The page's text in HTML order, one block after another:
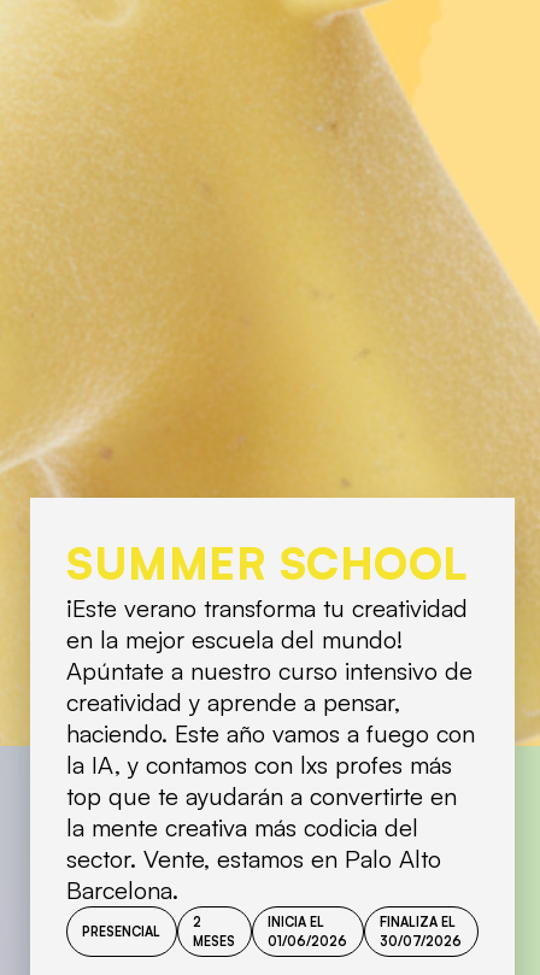
PRESENCIAL
2
MESES
INICIA EL
01/06/2026
FINALIZA EL
30/07/2026
SUMMER SCHOOL
¡Este verano transforma tu creatividad
en la mejor escuela del mundo!
Apúntate a nuestro curso intensivo de
creatividad y aprende a pensar,
haciendo. Este año vamos a fuego con
la IA, y contamos con lxs profes más
top que te ayudarán a convertirte en
la mente creativa más codicia del
sector. Vente, estamos en Palo Alto
Barcelona.